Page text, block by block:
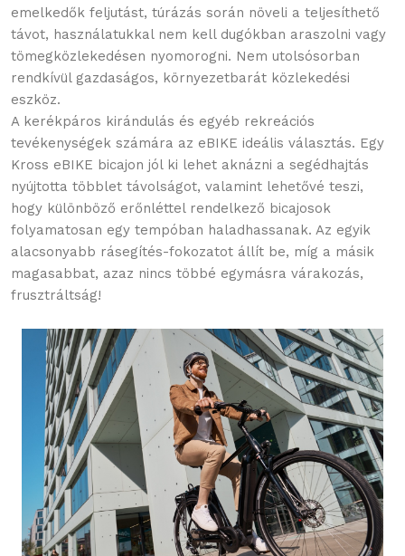
emelkedők feljutást, túrázás során növeli a teljesíthető
távot, használatukkal nem kell dugókban araszolni vagy
tömegközlekedésen nyomorogni. Nem utolsósorban
rendkívül gazdaságos, környezetbarát közlekedési
eszköz.
A kerékpáros kirándulás és egyéb rekreációs
tevékenységek számára az eBIKE ideális választás. Egy
Kross eBIKE bicajon jól ki lehet aknázni a segédhajtás
nyújtotta többlet távolságot, valamint lehetővé teszi,
hogy különböző erőnléttel rendelkező bicajosok
folyamatosan egy tempóban haladhassanak. Az egyik
alacsonyabb rásegítés-fokozatot állít be, míg a másik
magasabbat, azaz nincs többé egymásra várakozás,
frusztráltság!